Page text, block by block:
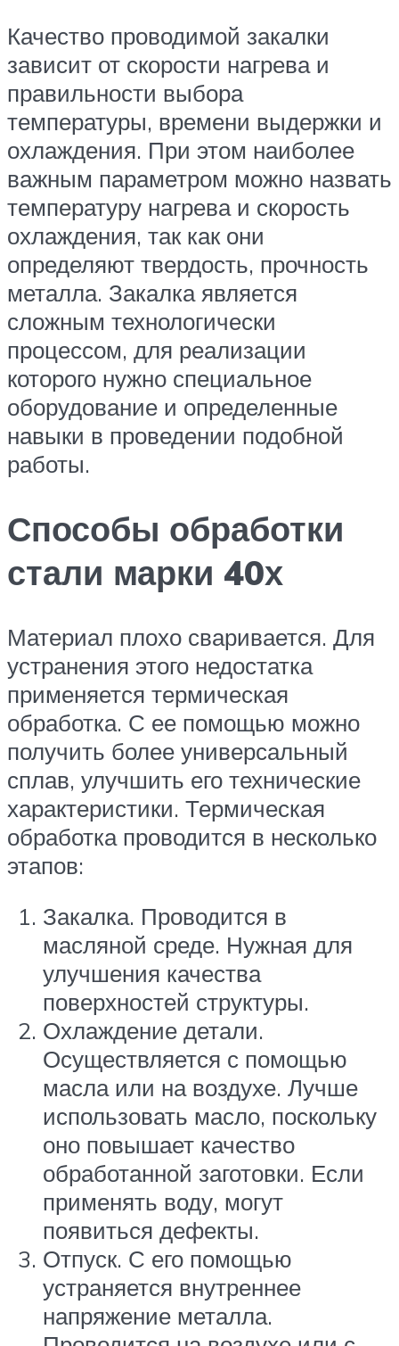
Качество проводимой закалки
зависит от скорости нагрева и
правильности выбора
температуры, времени выдержки и
охлаждения. При этом наиболее
важным параметром можно назвать
температуру нагрева и скорость
охлаждения, так как они
определяют твердость, прочность
металла. Закалка является
сложным технологически
процессом, для реализации
которого нужно специальное
оборудование и определенные
навыки в проведении подобной
работы.
Способы обработки
стали марки 40х
Материал плохо сваривается. Для
устранения этого недостатка
применяется термическая
обработка. С ее помощью можно
получить более универсальный
сплав, улучшить его технические
характеристики. Термическая
обработка проводится в несколько
этапов:
Закалка. Проводится в
масляной среде. Нужная для
улучшения качества
поверхностей структуры.
Охлаждение детали.
Осуществляется с помощью
масла или на воздухе. Лучше
использовать масло, поскольку
оно повышает качество
обработанной заготовки. Если
применять воду, могут
появиться дефекты.
Отпуск. С его помощью
устраняется внутреннее
напряжение металла.